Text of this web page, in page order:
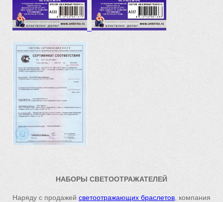
НАБОРЫ СВЕТООТРАЖАТЕЛЕЙ
Наряду с продажей светоотражающих браслетов , компания